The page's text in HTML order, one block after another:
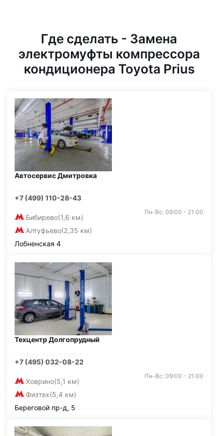
Где сделать - Замена
электромуфты компрессора
кондиционера Toyota Prius
Автосервис Дмитровка
+7 (499) 110-28-43
Бибирево(1,6 км)
Алтуфьево(2,35 км)
Пн-Вс: 09:00 - 21:00
Лобненская 4
Техцентр Долгопрудный
+7 (495) 032-08-22
Ховрино(5,1 км)
Физтех(5,4 км)
Пн-Вс: 09:00 - 21:00
Береговой пр-д, 5